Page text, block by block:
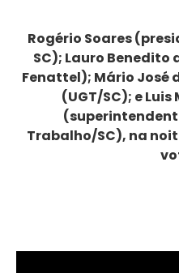
Rogério Soares
SC); Lauro
Fenattel); Mário José
(UGT/SC); e
Trabalho/SC), na